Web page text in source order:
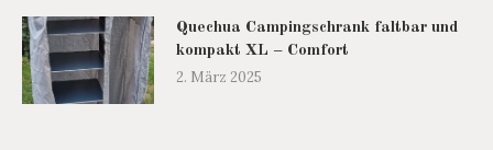
Quechua Campingschrank faltbar und
kompakt XL – Comfort
2. März 2025